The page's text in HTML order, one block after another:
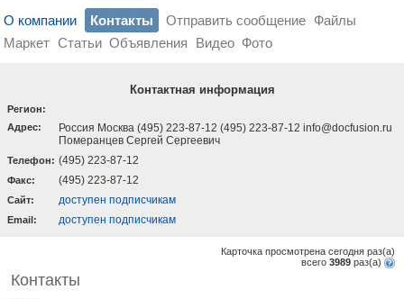
О компании Контакты Отправить сообщение Файлы
Маркет Статьи Объявления Видео Фото
Контактная информация
Регион:
Адрес:
Россия Москва (495) 223-87-12 (495) 223-87-12 info@docfusion.ru
Померанцев Сергей Сергеевич
Телефон: (495) 223-87-12
Факс: (495) 223-87-12
Cайт: доступен подписчикам
Email: доступен подписчикам
Карточка просмотрена сегодня раз(a)
всего 3989 раз(a)
Контакты